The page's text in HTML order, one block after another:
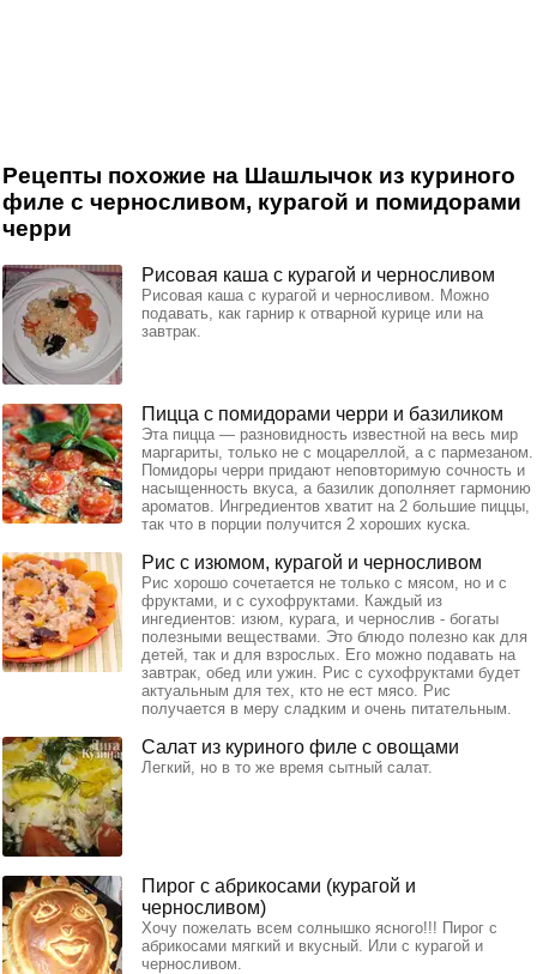
Рецепты похожие на Шашлычок из куриного
филе с черносливом, курагой и помидорами
черри
Рисовая каша с курагой и черносливом
Рисовая каша с курагой и черносливом. Можно
подавать, как гарнир к отварной курице или на
завтрак.
Пицца с помидорами черри и базиликом
Эта пицца — разновидность известной на весь мир
маргариты, только не с моцареллой, а с пармезаном.
Помидоры черри придают неповторимую сочность и
насыщенность вкуса, а базилик дополняет гармонию
ароматов. Ингредиентов хватит на 2 большие пиццы,
так что в порции получится 2 хороших куска.
Рис с изюмом, курагой и черносливом
Рис хорошо сочетается не только с мясом, но и с
фруктами, и с сухофруктами. Каждый из
ингедиентов: изюм, курага, и чернослив - богаты
полезными веществами. Это блюдо полезно как для
детей, так и для взрослых. Его можно подавать на
завтрак, обед или ужин. Рис с сухофруктами будет
актуальным для тех, кто не ест мясо. Рис
получается в меру сладким и очень питательным.
Салат из куриного филе с овощами
Легкий, но в то же время сытный салат.
Пирог с абрикосами (курагой и
черносливом)
Хочу пожелать всем солнышко ясного!!! Пирог с
абрикосами мягкий и вкусный. Или с курагой и
черносливом.